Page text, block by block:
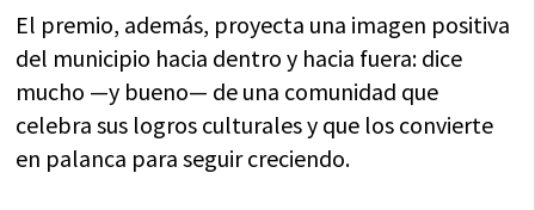
El premio, además, proyecta una imagen positiva
del municipio hacia dentro y hacia fuera: dice
mucho —y bueno— de una comunidad que
celebra sus logros culturales y que los convierte
en palanca para seguir creciendo.